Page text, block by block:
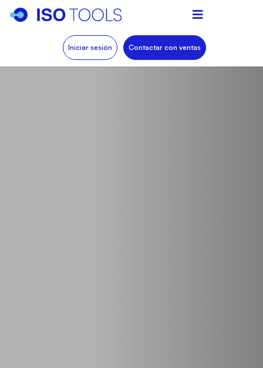
Iniciar sesión Contactar con ventas